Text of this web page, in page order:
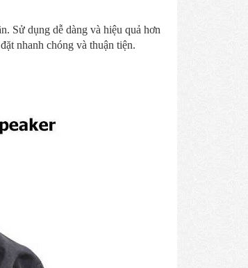
Sử dụng dễ dàng và hiệu quả hơn
nhanh chóng và thuận tiện.